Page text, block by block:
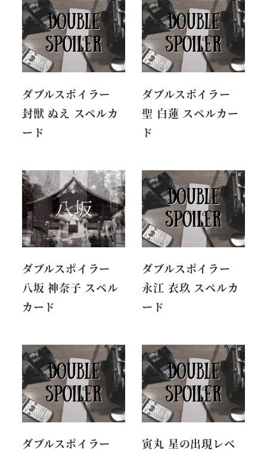
ダブルスポイラー
封獣 ぬえ スペルカ
ード
ダブルスポイラー
聖 白蓮 スペルカー
ド
ダブルスポイラー
八坂 神奈子 スペル
カード
ダブルスポイラー
永江 衣玖 スペルカ
ード
ダブルスポイラー
寅丸 星の出現レベ